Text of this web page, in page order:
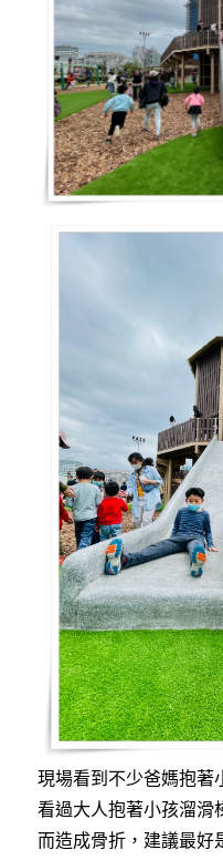
現場看到不少爸媽抱著
看過大人抱著小孩溜滑
而造成骨折，建議最好